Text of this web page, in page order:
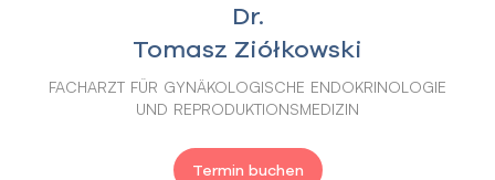
Dr.
Tomasz Ziółkowski
FACHARZT FÜR GYNÄKOLOGISCHE ENDOKRINOLOGIE
UND REPRODUKTIONSMEDIZIN
Termin buchen